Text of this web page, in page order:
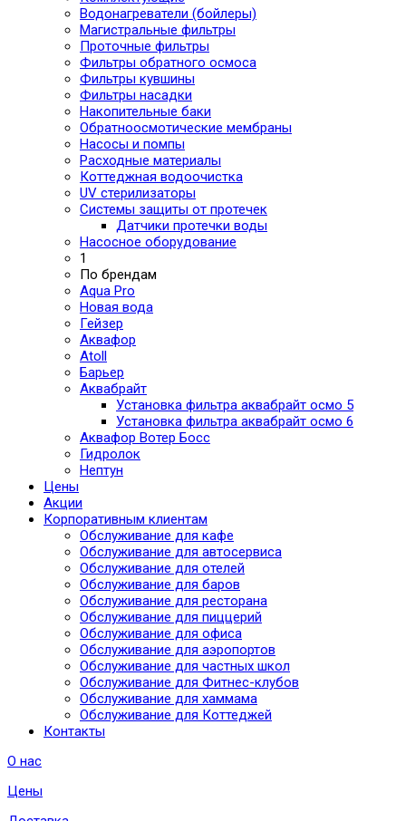
Водонагреватели (бойлеры)
Магистральные фильтры
Проточные фильтры
Фильтры обратного осмоса
Фильтры кувшины
Фильтры насадки
Накопительные баки
Обратноосмотические мембраны
Насосы и помпы
Расходные материалы
Коттеджная водоочистка
UV стерилизаторы
Системы защиты от протечек
Датчики протечки воды
Насосное оборудование
1
По брендам
Aqua Pro
Новая вода
Гейзер
Аквафор
Atoll
Барьер
Аквабрайт
Установка фильтра аквабрайт осмо 5
Установка фильтра аквабрайт осмо 6
Аквафор Вотер Босс
Гидролок
Нептун
Цены
Акции
Корпоративным клиентам
Обслуживание для кафе
Обслуживание для автосервиса
Обслуживание для отелей
Обслуживание для баров
Обслуживание для ресторана
Обслуживание для пиццерий
Обслуживание для офиса
Обслуживание для аэропортов
Обслуживание для частных школ
Обслуживание для Фитнес-клубов
Обслуживание для хаммама
Обслуживание для Коттеджей
Контакты
О нас
Цены